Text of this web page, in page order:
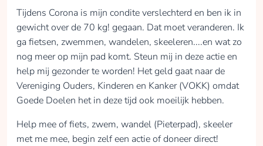
Tijdens Corona is mijn condite verslechterd en ben ik in
gewicht over de 70 kg! gegaan. Dat moet veranderen. Ik
ga fietsen, zwemmen, wandelen, skeeleren....en wat zo
nog meer op mijn pad komt. Steun mij in deze actie en
help mij gezonder te worden! Het geld gaat naar de
Vereniging Ouders, Kinderen en Kanker (VOKK) omdat
Goede Doelen het in deze tijd ook moeilijk hebben.
Help mee of fiets, zwem, wandel (Pieterpad), skeeler
met me mee, begin zelf een actie of doneer direct!